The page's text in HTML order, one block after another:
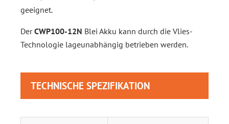
geeignet.
DerCWP100-12N Blei Akku kann durch die Vlies-
Technologie lageunabhängig betrieben werden.
TECHNISCHE SPEZIFIKATION